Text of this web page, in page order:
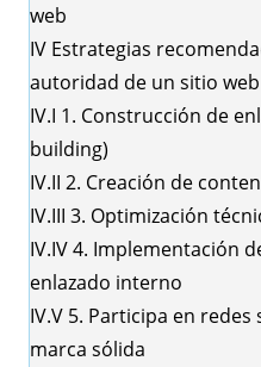
web
IV Estrategias
autoridad de un sitio web
IV.I 1. Construcción de
building)
IV.II 2. Creación de
IV.III 3. Optimización
IV.IV4. Implementación
enlazado interno
IV.V 5. Participa en redes
marca sólida